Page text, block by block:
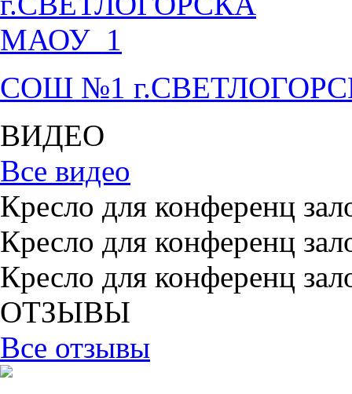
СОШ №1
ВИДЕО
Все видео
Кресло для конференц
Кресло для конференц
Кресло для конференц
ОТЗЫВЫ
Все отзывы